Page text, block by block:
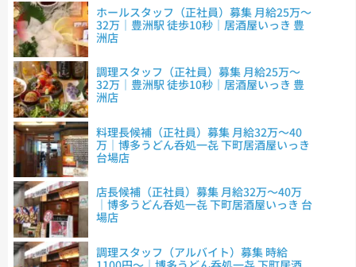
ホールスタッフ（正社員）募集 月給25万～
32万｜豊洲駅 徒歩10秒｜居酒屋いっき 豊
洲店
調理スタッフ（正社員）募集 月給25万～
32万｜豊洲駅 徒歩10秒｜居酒屋いっき 豊
洲店
料理長候補（正社員）募集 月給32万～40
万｜博多うどん呑処一㐂 下町居酒屋いっき
台場店
店長候補（正社員）募集 月給32万～40万
｜博多うどん呑処一㐂 下町居酒屋いっき 台
場店
調理スタッフ（アルバイト）募集 時給